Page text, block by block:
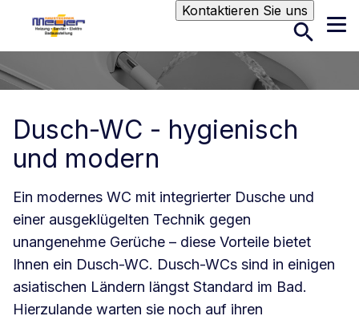
Kontaktieren Sie unsSuche
Dusch-WC - hygienisch
und modern
Ein modernes WC mit integrierter Dusche und
einer ausgeklügelten Technik gegen
unangenehme Gerüche – diese Vorteile bietet
Ihnen ein Dusch-WC. Dusch-WCs sind in einigen
asiatischen Ländern längst Standard im Bad.
Hierzulande warten sie noch auf ihren